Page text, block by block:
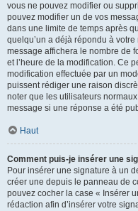
vous ne pouvez modifier ou
pouvez modifier un de vos
dans une limite de temps après
quelqu’un a déjà répondu à
message affichera le nombre de
et l’heure de la modification. Ce
modification effectuée par un
puissent rédiger une raison
noter que les utilisateurs
message si une réponse a été
Haut
Comment puis-je insérer une
Pour insérer une signature à un
créer une depuis le panneau de
pouvez cocher la case « Insérer
rédaction afin d’insérer votre